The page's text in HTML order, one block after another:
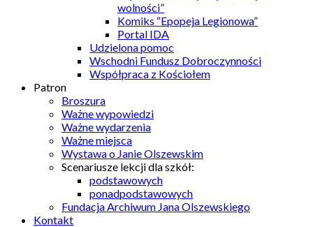
wolności”
Komiks “Epopeja Legionowa”
Portal IDA
Udzielona pomoc
Wschodni Fundusz Dobroczynności
Współpraca z Kościołem
Patron
Broszura
Ważne wypowiedzi
Ważne wydarzenia
Ważne miejsca
Wystawa o Janie Olszewskim
Scenariusze lekcji dla szkół:
podstawowych
ponadpodstawowych
Fundacja Archiwum Jana Olszewskiego
Kontakt